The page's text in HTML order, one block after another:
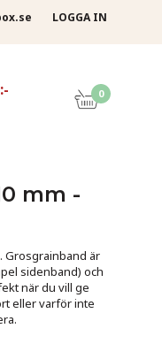
LOGGA IN
0
mm -
Grosgrainband är
sidenband) och
när du vill ge
eller varför inte